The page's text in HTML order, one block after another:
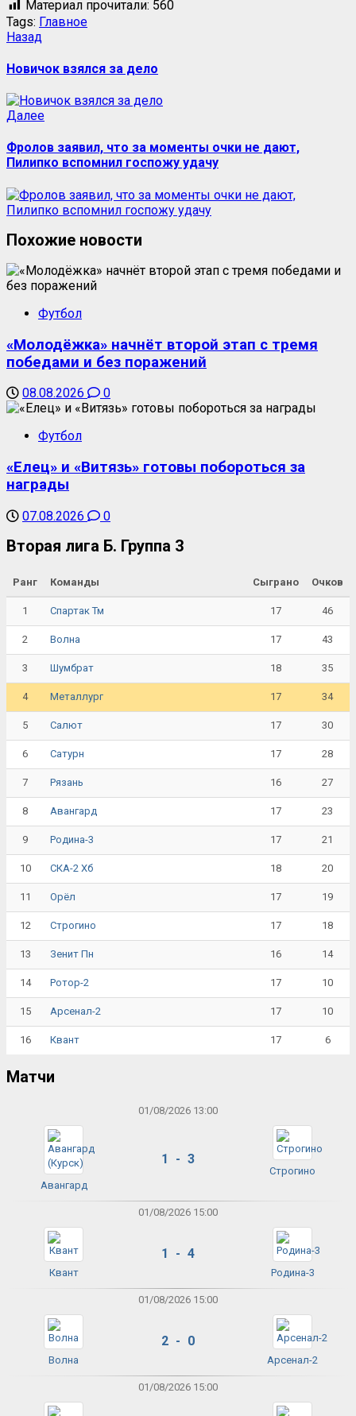
Материал прочитали: 560
Tags: Главное
Назад
Новичок взялся за дело
Далее
Фролов заявил, что за моменты очки не дают,
Пилипко вспомнил госпожу удачу
Похожие новости
Футбол
«Молодёжка» начнёт второй этап с тремя
победами и без поражений
08.08.2026 0
Футбол
«Елец» и «Витязь» готовы побороться за
награды
07.08.2026 0
Вторая лига Б. Группа 3
Ранг Команды Сыграно Очков
1 Спартак Тм 17 46
2 Волна 17 43
3 Шумбрат 18 35
4 Металлург 17 34
5 Салют 17 30
6 Сатурн 17 28
7 Рязань 16 27
8 Авангард 17 23
9 Родина-3 17 21
10 СКА-2 Хб 18 20
11 Орёл 17 19
12 Строгино 17 18
13 Зенит Пн 16 14
14 Ротор-2 17 10
15 Арсенал-2 17 10
16 Квант 17 6
Матчи
01/08/2026 13:00
Авангард
1 - 3
Строгино
01/08/2026 15:00
Квант
1 - 4
Родина-3
01/08/2026 15:00
Волна
2 - 0
Арсенал-2
01/08/2026 15:00